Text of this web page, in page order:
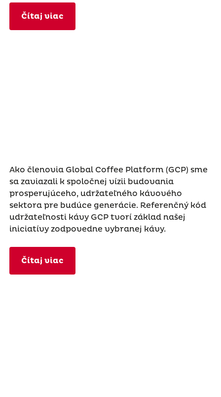
Čítaj viac
Ako členovia Global Coffee Platform (GCP) sme
sa zaviazali k spoločnej vízii budovania
prosperujúceho, udržateľného kávového
sektora pre budúce generácie. Referenčný kód
udržateľnosti kávy GCP tvorí základ našej
iniciatívy zodpovedne vybranej kávy.
Čítaj viac